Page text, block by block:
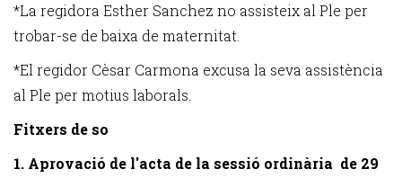
*La regidora Esther Sanchez no assisteix al Ple per
trobar-se de baixa de maternitat.
*El regidor Cèsar Carmona excusa la seva assistència
al Ple per motius laborals.
Fitxers de so
1. Aprovació de l'acta de la sessió ordinària de 29